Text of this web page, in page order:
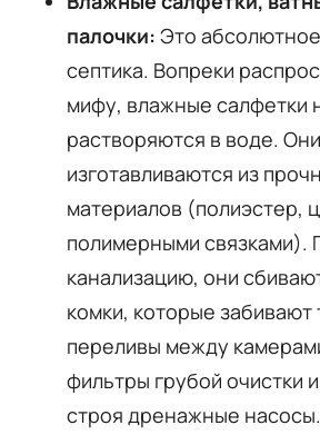
палочки: Это
септика. Вопреки
мифу, влажные салфетки
растворяются в воде. Они
изготавливаются из
материалов (полиэстер,
полимерными связками).
канализацию, они
комки, которые забивают
переливы между
фильтры грубой очистки
строя дренажные насосы.